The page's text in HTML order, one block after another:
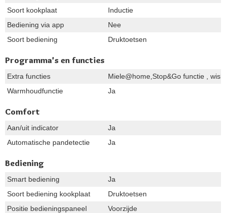
Soort kookplaat
Inductie
Bediening via app
Nee
Soort bediening
Druktoetsen
Programma's en functies
Extra functies
Miele@home,Stop&Go functie ,
Warmhoudfunctie
Ja
Comfort
Aan/uit indicator
Ja
Automatische pandetectie
Ja
Bediening
Smart bediening
Ja
Soort bediening kookplaat
Druktoetsen
Positie bedieningspaneel
Voorzijde